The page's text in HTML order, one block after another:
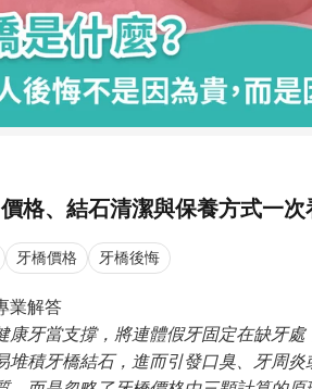
格、結石清潔與保養方式一次
牙橋價格 牙橋後悔
業解答
康牙當支撐，將連體假牙固定在缺牙
堆積牙橋結石，進而引發口臭、牙周